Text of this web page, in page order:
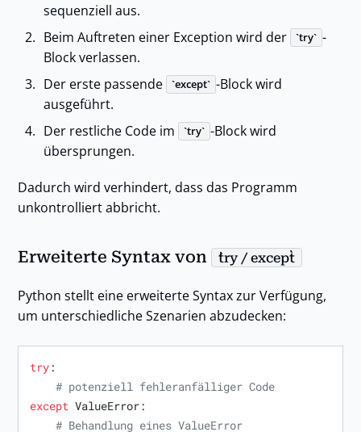
sequenziell aus.
Beim Auftreten einer Exception wird der
try
-
Block verlassen.
Der erste passende
except
-Block wird
ausgeführt.
Der restliche Code im
try
-Block wird
übersprungen.
Dadurch wird verhindert, dass das Programm
unkontrolliert abbricht.
Erweiterte Syntax von try / except
Python stellt eine erweiterte Syntax zur Verfügung,
um unterschiedliche Szenarien abzudecken:
try:
# potenziell fehleranfälliger Code
except ValueError:
# Behandlung eines ValueError